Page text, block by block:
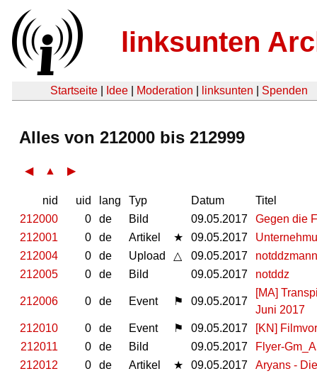
linksunten
Startseite Idee Moderation linksunten Spenden
Alles von 212000 bis 212999
◀ ▲ ▶
nid uid lang Typ Datum
Titel
212000
0 de Bild 09.05.2017
Gegen die
212001
0 de Artikel ★ 09.05.2017
212004
0 de Upload △ 09.05.2017
212005
0 de Bild 09.05.2017 notddz
212006 0 de Event ⚑ 09.05.2017
[MA]
Juni 2017
212010
0 de Event ⚑ 09.05.2017
[KN]
212011
0 de Bild 09.05.2017
Flyer-
212012
0 de Artikel ★ 09.05.2017
Aryans -